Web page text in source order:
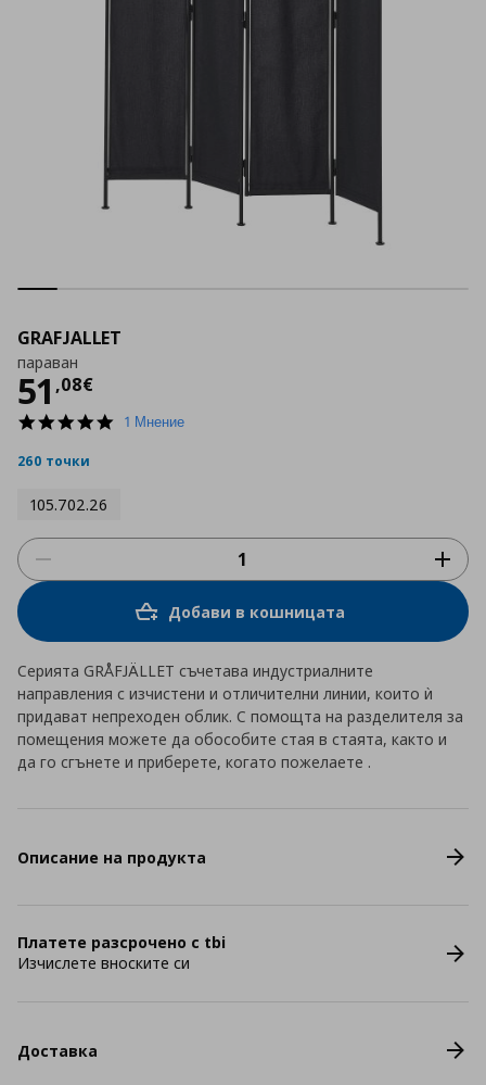
GRAFJALLET
параван
51 ,08€
Цена
5.01 Мнение
260 точки
105.702.26
Добави в кошницата
Серията GRÅFJÄLLET съчетава индустриалните
направления с изчистени и отличителни линии, които ѝ
придават непреходен облик. С помощта на разделителя за
помещения можете да обособите стая в стаята, както и
да го сгънете и приберете, когато пожелаете .
Описание на продукта
Платете разсрочено с tbi
Изчислете вноските си
Доставка